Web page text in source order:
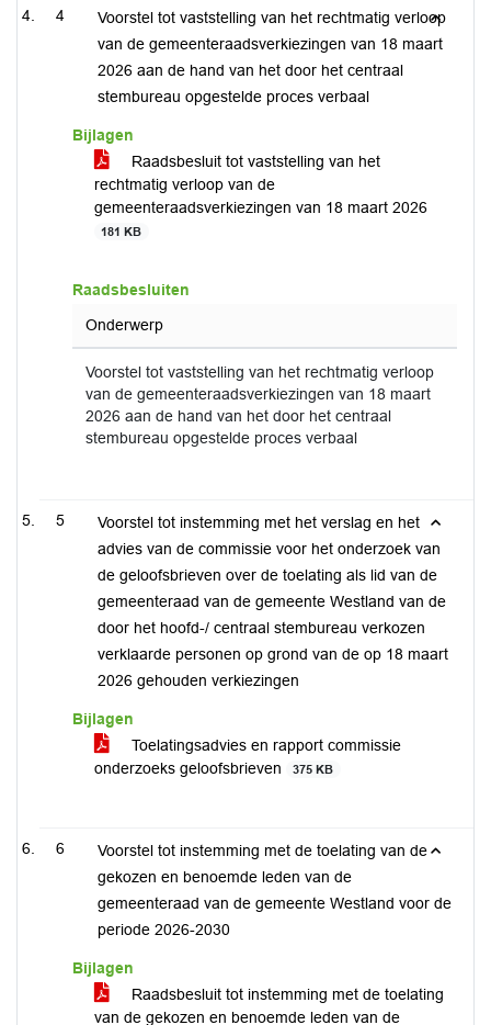
4
Voorstel tot vaststelling van het rechtmatig verloop
van de gemeenteraadsverkiezingen van 18 maart
2026 aan de hand van het door het centraal
stembureau opgestelde proces verbaal
Bijlagen
Raadsbesluit tot vaststelling van het
rechtmatig verloop van de
gemeenteraadsverkiezingen van 18 maart 2026
181 KB
Raadsbesluiten
Onderwerp
Voorstel tot vaststelling van het rechtmatig verloop
van de gemeenteraadsverkiezingen van 18 maart
2026 aan de hand van het door het centraal
stembureau opgestelde proces verbaal
5
Voorstel tot instemming met het verslag en het
advies van de commissie voor het onderzoek van
de geloofsbrieven over de toelating als lid van de
gemeenteraad van de gemeente Westland van de
door het hoofd-/ centraal stembureau verkozen
verklaarde personen op grond van de op 18 maart
2026 gehouden verkiezingen
Bijlagen
Toelatingsadvies en rapport commissie
onderzoeks geloofsbrieven
375 KB
6
Voorstel tot instemming met de toelating van de
gekozen en benoemde leden van de
gemeenteraad van de gemeente Westland voor de
periode 2026-2030
Bijlagen
Raadsbesluit tot instemming met de toelating
van de gekozen en benoemde leden van de